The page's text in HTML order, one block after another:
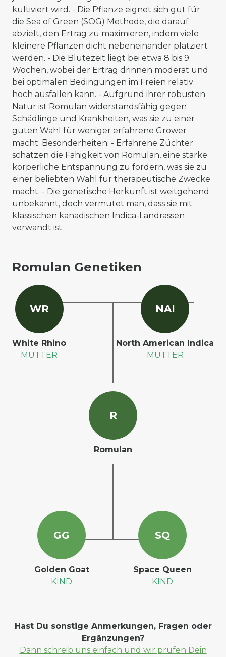
kultiviert wird. - Die Pflanze eignet sich gut für
die Sea of Green (SOG) Methode, die darauf
abzielt, den Ertrag zu maximieren, indem viele
kleinere Pflanzen dicht nebeneinander platziert
werden. - Die Blütezeit liegt bei etwa 8 bis 9
Wochen, wobei der Ertrag drinnen moderat und
bei optimalen Bedingungen im Freien relativ
hoch ausfallen kann. - Aufgrund ihrer robusten
Natur ist Romulan widerstandsfähig gegen
Schädlinge und Krankheiten, was sie zu einer
guten Wahl für weniger erfahrene Grower
macht. Besonderheiten: - Erfahrene Züchter
schätzen die Fähigkeit von Romulan, eine starke
körperliche Entspannung zu fördern, was sie zu
einer beliebten Wahl für therapeutische Zwecke
macht. - Die genetische Herkunft ist weitgehend
unbekannt, doch vermutet man, dass sie mit
klassischen kanadischen Indica-Landrassen
verwandt ist.
Romulan Genetiken
R
Romulan
WR
White Rhino
MUTTER
NAI
North American Indica
MUTTER
GG
Golden Goat
KIND
SQ
Space Queen
KIND
Hast Du sonstige Anmerkungen, Fragen oder
Ergänzungen?
Dann schreib uns einfach und wir prüfen Dein